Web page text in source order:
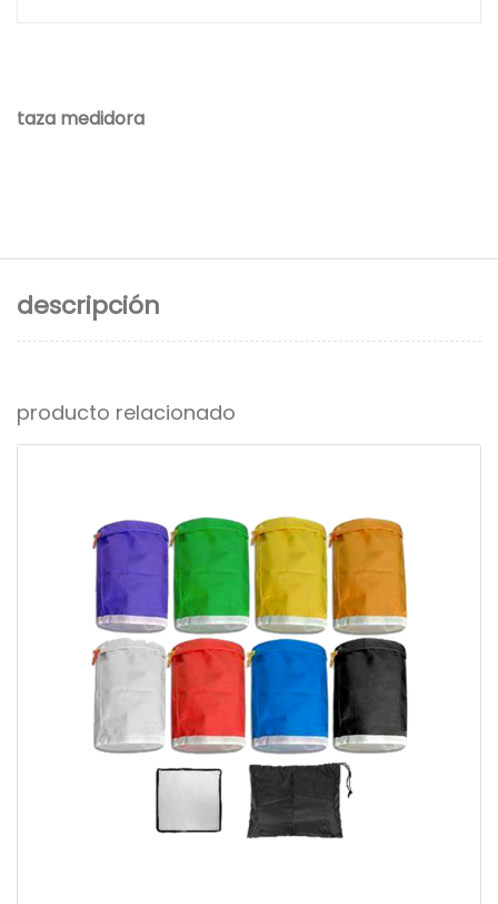
taza medidora
descripción
producto relacionado